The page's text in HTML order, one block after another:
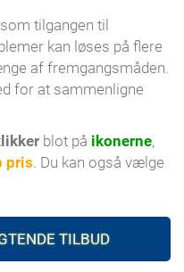
tilgangen til
kan løses på flere
af fremgangsmåden.
for at sammenligne
blot på ikonerne,
pris . Du kan også vælge
TILBUD